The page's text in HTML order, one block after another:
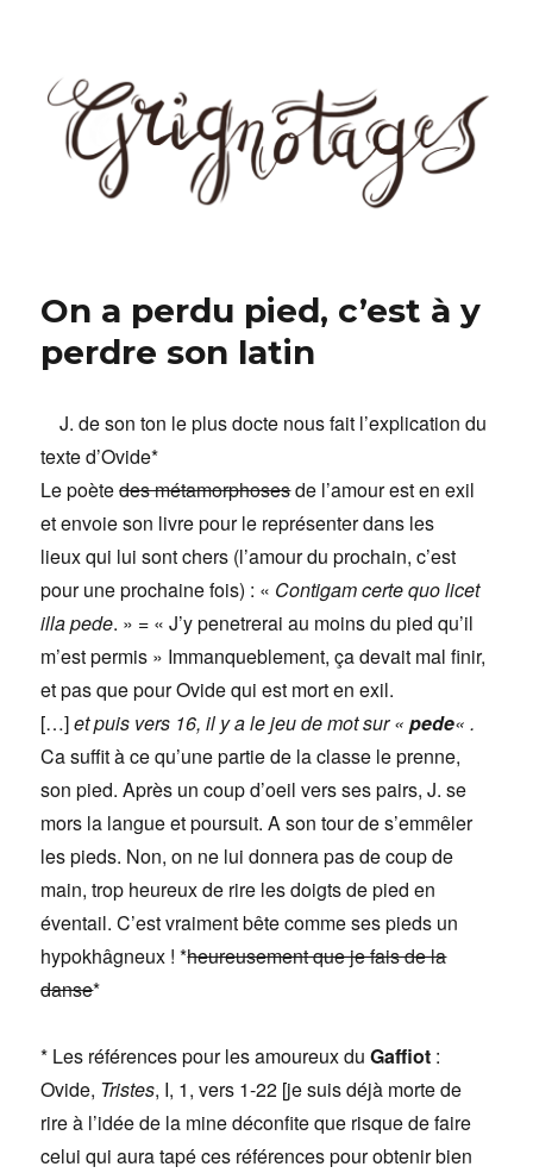
On a perdu pied, c’est à y
perdre son latin
J. de son ton le plus docte nous fait l’explication du
texte d’Ovide*
Le poètedes métamorphosesde l’amour est en exil
et envoie son livre pour le représenter dans les
lieux qui lui sont chers (l’amour du prochain, c’est
pour une prochaine fois) : « Contigam certe quo licet
illa pede. » = « J’y penetrerai au moins du pied qu’il
m’est permis » Immanqueblement, ça devait mal finir,
et pas que pour Ovide qui est mort en exil.
[…]et puis vers 16, il y a le jeu de mot sur «pede« .
Ca suffit à ce qu’une partie de la classe le prenne,
son pied. Après un coup d’oeil vers ses pairs, J. se
mors la langue et poursuit. A son tour de s’emmêler
les pieds. Non, on ne lui donnera pas de coup de
main, trop heureux de rire les doigts de pied en
éventail. C’est vraiment bête comme ses pieds un
hypokhâgneux ! *heureusement que je fais de la
danse*
* Les références pour les amoureux duGaffiot :
Ovide, Tristes, I, 1, vers 1-22 [je suis déjà morte de
rire à l’idée de la mine déconfite que risque de faire
celui qui aura tapé ces références pour obtenir bien